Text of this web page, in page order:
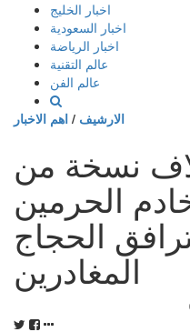
إذهب
المحتوى
اخبار الخليج
اخبار السعودية
اخبار الرياضة
عالم التقنية
عالم الفن
الارشيف / اهم الاخبار
من 10 آلاف نسخة من
الحرمين
الحجاج
المغادرين